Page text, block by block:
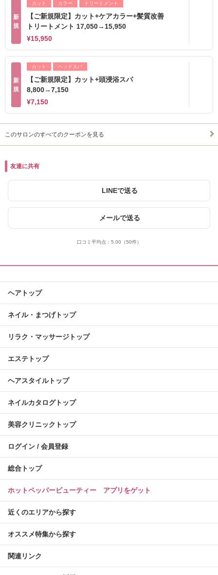
新
規
カット カラー トリートメント
【ご新規限定】カット+ケアカラー+髪質改善
トリートメント 17,050→15,950
¥15,950
新
規
カット ヘッドスパ
【ご新規限定】カット+頭浸浴スパ
8,800→7,150
¥7,150
このサロンのすべてのクーポンを見る
友達に共有
LINEで送る
メールで送る
口コミ平均点： 5.00 （50件）
ヘアトップ
ネイル・まつげトップ
リラク・マッサージトップ
エステトップ
ヘアスタイルトップ
ネイルカタログトップ
美容クリニックトップ
ログイン / 会員登録
総合トップ
ホットペッパービューティー アプリをゲット
近くのエリアから探す
オススメ特集から探す
関連リンク